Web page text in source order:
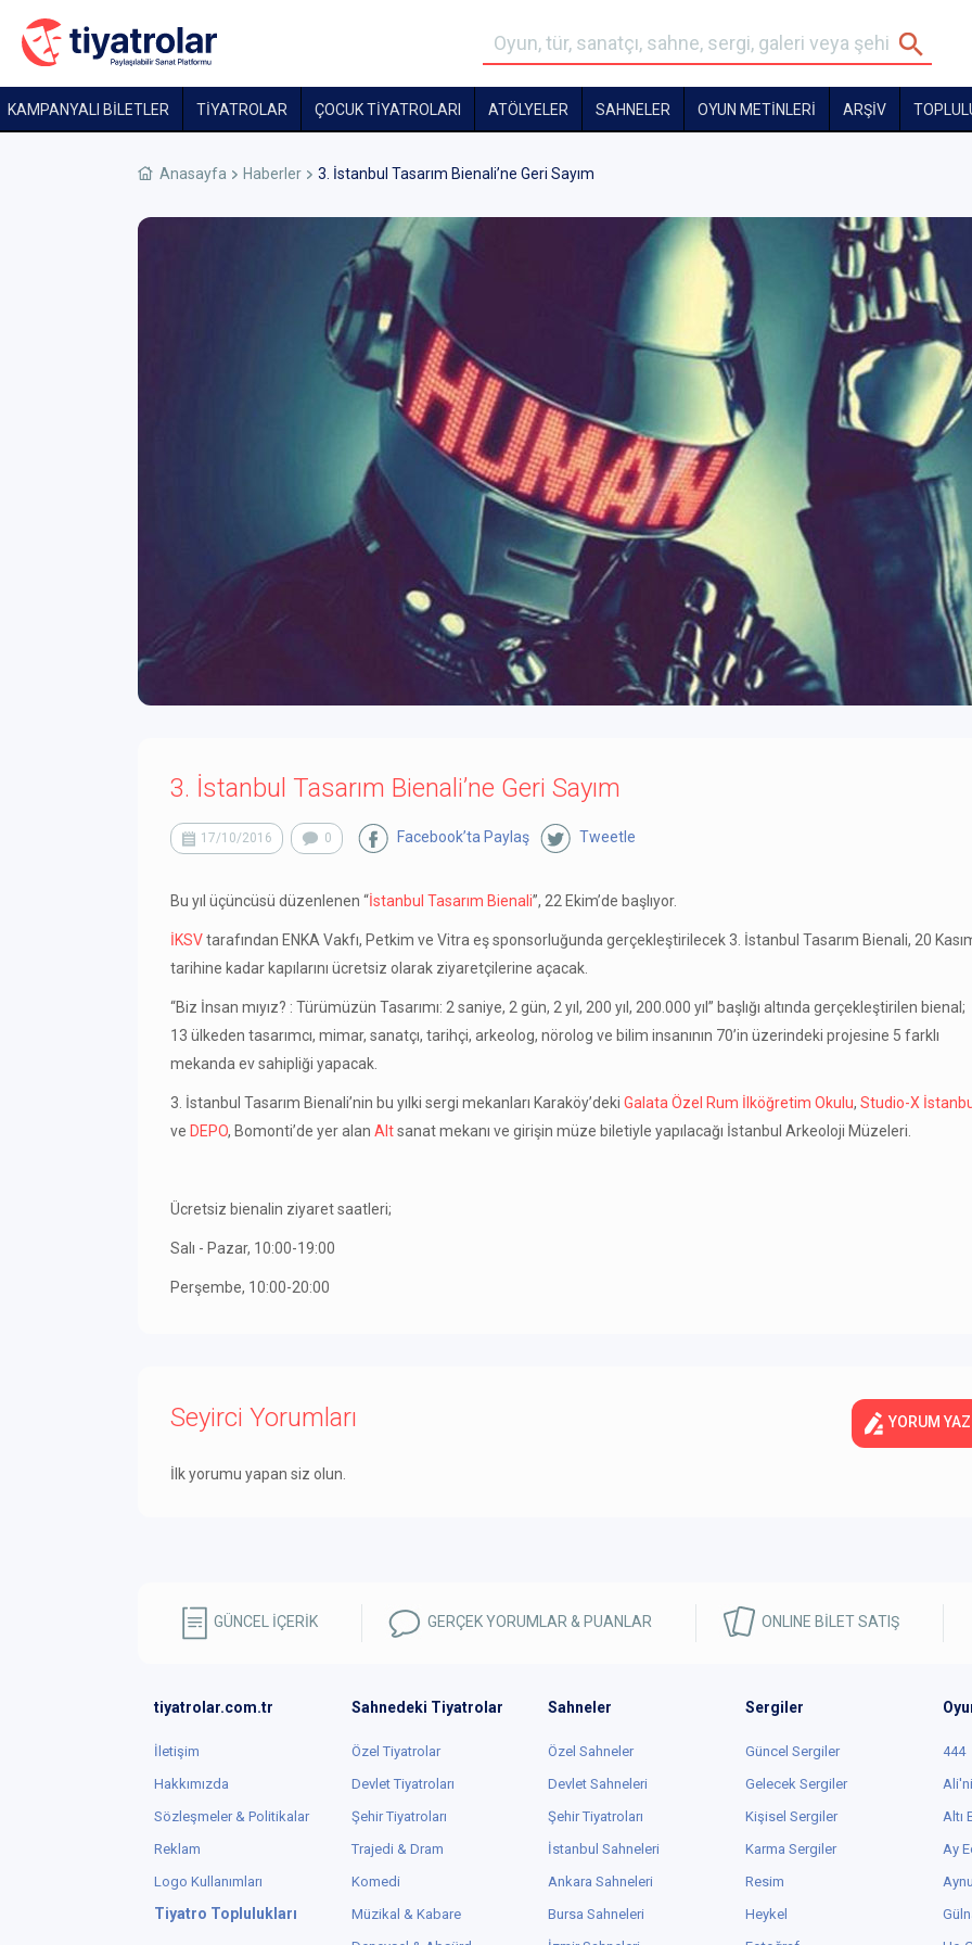
KAMPANYALI BİLETLER TİYATROLAR ÇOCUK TIYATROLARI ATÖLYELER SAHNELER OYUN METİNLERİ ARŞİV
Anasayfa Haberler 3. İstanbul Tasarım Bienali’ne Geri Sayım
3. İstanbul Tasarım Bienali’ne Geri Sayım
17/10/2016 0 Facebook’ta Paylaş Tweetle
Bu yıl üçüncüsü düzenlenen “İstanbul Tasarım Bienali”, 22 Ekim’de başlıyor.
İKSVtarafından ENKA Vakfı, Petkim ve Vitra eş sponsorluğunda gerçekleştirilecek 3. İstanbul Tasarım Bienali, 20
tarihine kadar kapılarını ücretsiz olarak ziyaretçilerine açacak.
“Biz İnsan mıyız? : Türümüzün Tasarımı: 2 saniye, 2 gün, 2 yıl, 200 yıl, 200.000 yıl” başlığı altında gerçekleştirilen bienal;
13 ülkeden tasarımcı, mimar, sanatçı, tarihçi, arkeolog, nörolog ve bilim insanının 70’in üzerindeki projesine 5 farklı
mekanda ev sahipliği yapacak.
3. İstanbul Tasarım Bienali’nin bu yılki sergi mekanları Karaköy’deki Galata Özel Rum İlköğretim Okulu, Studio-X
ve DEPO, Bomonti’de yer alan Altsanat mekanı ve girişin müze biletiyle yapılacağı İstanbul Arkeoloji Müzeleri.
Ücretsiz bienalin ziyaret saatleri;
Salı - Pazar, 10:00-19:00
Perşembe, 10:00-20:00
Seyirci Yorumları YORUM YAZ
İlk yorumu yapan siz olun.
GÜNCEL İÇERİK GERÇEK YORUMLAR & PUANLAR ONLINE BİLET SATIŞ
tiyatrolar.com.tr
İletişim
Hakkımızda
Sözleşmeler & Politikalar
Reklam
Logo Kullanımları
Tiyatro Toplulukları
Sahnedeki Tiyatrolar
Özel Tiyatrolar
Devlet Tiyatroları
Şehir Tiyatroları
Trajedi & Dram
Komedi
Müzikal & Kabare
Sahneler
Özel Sahneler
Devlet Sahneleri
Şehir Tiyatroları
İstanbul Sahneleri
Ankara Sahneleri
Bursa Sahneleri
Sergiler
Güncel Sergiler
Gelecek Sergiler
Kişisel Sergiler
Karma Sergiler
Resim
Heykel
444
Altı
Ay